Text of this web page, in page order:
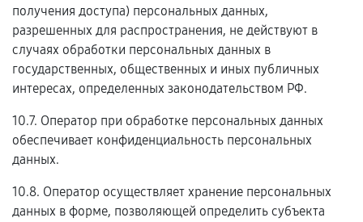
получения доступа) персональных данных,
разрешенных для распространения, не действуют в
случаях обработки персональных данных в
государственных, общественных и иных публичных
интересах, определенных законодательством РФ.
10.7. Оператор при обработке персональных данных
обеспечивает конфиденциальность персональных
данных.
10.8. Оператор осуществляет хранение персональных
данных в форме, позволяющей определить субъекта